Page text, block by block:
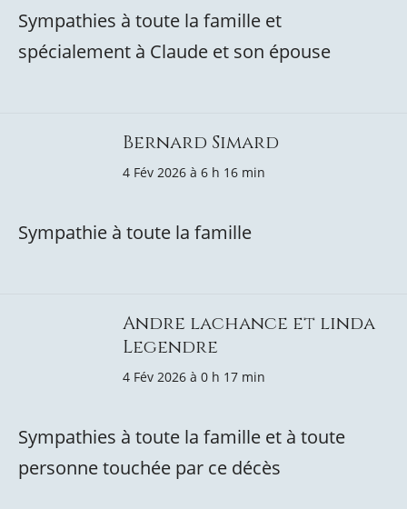
Sympathies à toute la famille et
spécialement à Claude et son épouse
Bernard Simard
4 Fév 2026 à 6 h 16 min
Sympathie à toute la famille
Andre lachance et linda
Legendre
4 Fév 2026 à 0 h 17 min
Sympathies à toute la famille et à toute
personne touchée par ce décès